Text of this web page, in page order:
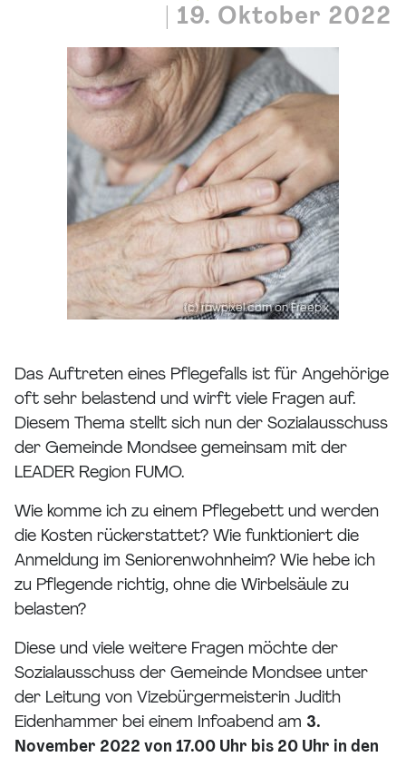
19. Oktober 2022
Das Auftreten eines Pflegefalls ist für Angehörige
oft sehr belastend und wirft viele Fragen auf.
Diesem Thema stellt sich nun der Sozialausschuss
der Gemeinde Mondsee gemeinsam mit der
LEADER Region FUMO.
Wie komme ich zu einem Pflegebett und werden
die Kosten rückerstattet? Wie funktioniert die
Anmeldung im Seniorenwohnheim? Wie hebe ich
zu Pflegende richtig, ohne die Wirbelsäule zu
belasten?
Diese und viele weitere Fragen möchte der
Sozialausschuss der Gemeinde Mondsee unter
der Leitung von Vizebürgermeisterin Judith
Eidenhammer bei einem Infoabend am 3.
November 2022 von 17.00 Uhr bis 20 Uhr in den